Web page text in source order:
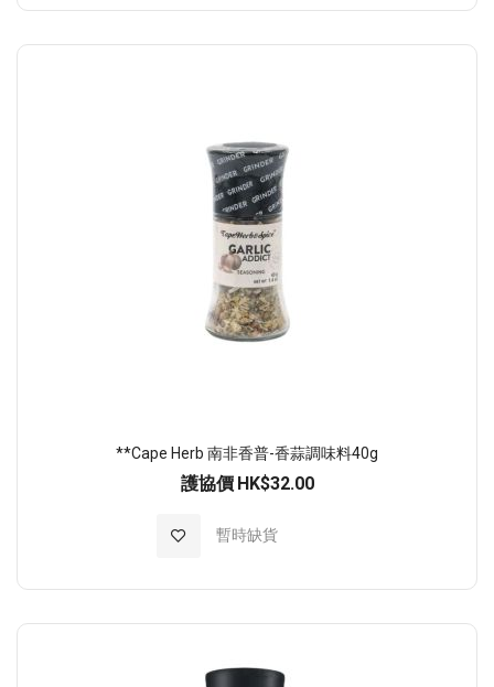
**Cape Herb 南非香普-香蒜調味料40g
護協價 HK$32.00
暫時缺貨
加入至願望清單